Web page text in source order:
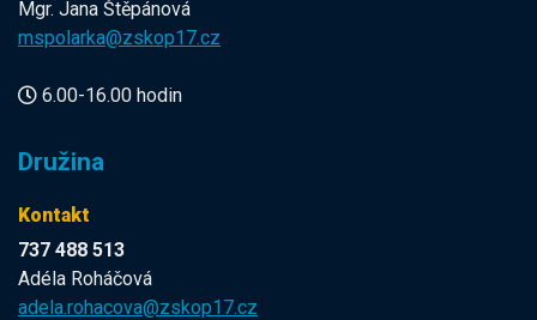
Mgr. Jana Štěpánová
mspolarka@zskop17.cz
6.00-16.00 hodin
Družina
Kontakt
737 488 513
Adéla Roháčová
adela.rohacova@zskop17.cz